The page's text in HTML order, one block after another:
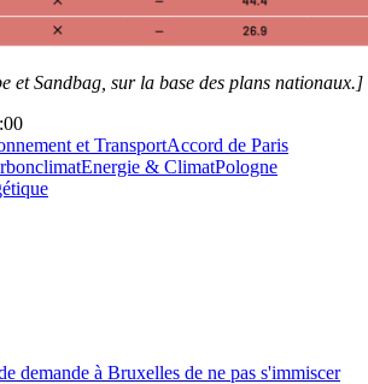
et Sandbag, sur la base des plans nationaux.]
et TransportAccord de Paris
climatEnergie & ClimatPologne
demande à Bruxelles de ne pas s'immiscer